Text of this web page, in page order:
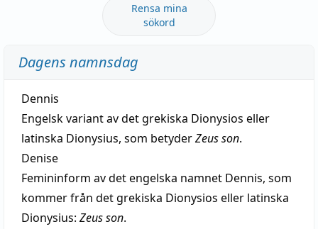
Rensa mina
sökord
Dagens namnsdag
Dennis
Engelsk variant av det grekiska Dionysios eller
latinska Dionysius, som betyderZeus son.
Denise
Femininform av det engelska namnet Dennis, som
kommer från det grekiska Dionysios eller latinska
Dionysius: Zeus son.